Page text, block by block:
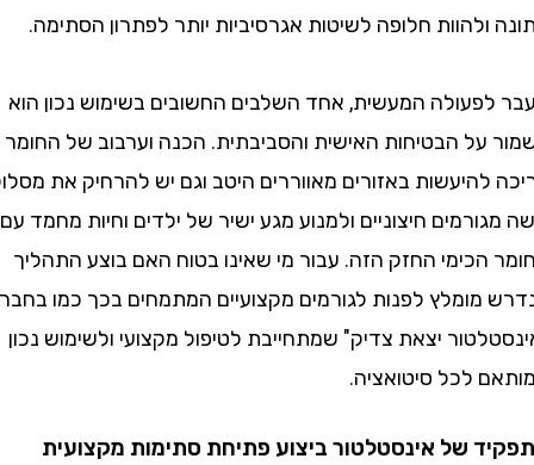
חלופה לשיטות אגרסיביות יותר לפתרון הסתימה.
המעשית, אחד השלבים החשובים בשימוש נכון הוא
הבטיחות האישית והסביבתית. הכנה וערבוב של החומר
באזורים מאווררים היטב וגם יש להרחיק את מסלולי
חיצוניים ולמנוע מגע ישיר של ילדים וחיות מחמד עם
החזק הזה. עבור מי שאינו בטוח האם בוצע התהליך
לפנות לגורמים מקצועיים המתמחים בכך כמו בחברת
יצאת צדיק" שמתחייבת לטיפול מקצועי ולשימוש נכון
לכל סיטואציה.
של אינסטלטור ביצוע פתיחת סתימות מקצועית